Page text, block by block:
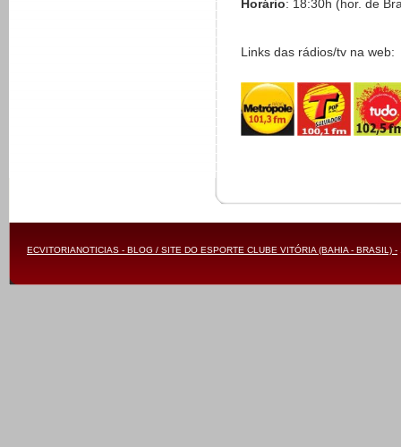
Horário: 18:30h (hor. de
Links das rádios/tv na web:
ECVITORIANOTICIAS - BLOG / SITE DO ESPORTE CLUBE VITÓRIA (BAHIA - BRASIL) -